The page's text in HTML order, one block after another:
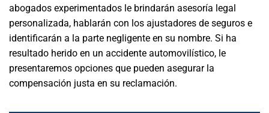
abogados experimentados le brindarán asesoría legal
personalizada, hablarán con los ajustadores de seguros e
identificarán a la parte negligente en su nombre. Si ha
resultado herido en un accidente automovilístico, le
presentaremos opciones que pueden asegurar la
compensación justa en su reclamación.